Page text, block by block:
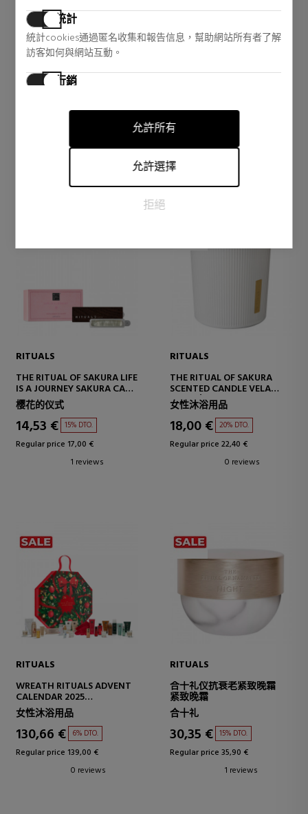
統計
統計cookies通過匿名收集和報告信息，幫助網站所有者了解
訪客如何與網站互動。
行銷
別用戶具有相關性和吸引力的廣告，從而對發布者和第三方
允許所有
允許選擇
拒絕
RITUALS
THE RITUAL OF NAMASTE
FIRMING NIGHT CREAM
19% DTO.
1 reviews
THE RITUAL OF NAMASTE
30,69 € 15% DTO.
Regular price 35,90 €
0 reviews
RITUALS
THE RITUAL OF SAKURA LIFE
IS A JOURNEY SAKURA CAR
PERFUME
樱花的仪式
14,53 € 15% DTO.
Regular price 17,00 €
1 reviews
RITUALS
THE RITUAL OF SAKURA
SCENTED CANDLE VELA
AROMÁTICA
女性沐浴用品
18,00 € 20% DTO.
Regular price 22,40 €
0 reviews
RITUALS
WREATH RITUALS ADVENT
CALENDAR 2025
ADVENT CALENDAR
女性沐浴用品
130,66 € 6% DTO.
Regular price 139,00 €
0 reviews
RITUALS
合十礼仪抗衰老紧致晚霜
紧致晚霜
合十礼
30,35 € 15% DTO.
Regular price 35,90 €
1 reviews